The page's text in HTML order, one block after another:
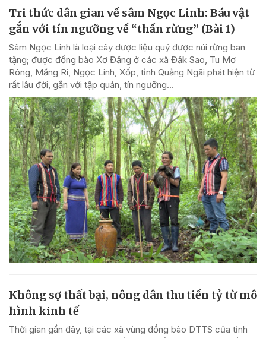
Tri thức dân gian về sâm Ngọc Linh: Báu vật
gắn với tín ngưỡng về “thần rừng” (Bài 1)
Sâm Ngọc Linh là loại cây dược liệu quý được núi rừng ban
tặng; được đồng bào Xơ Đăng ở các xã Đăk Sao, Tu Mơ
Rông, Măng Ri, Ngọc Linh, Xốp, tỉnh Quảng Ngãi phát hiện từ
rất lâu đời, gắn với tập quán, tín ngưỡng...
Không sợ thất bại, nông dân thu tiền tỷ từ mô
hình kinh tế
Thời gian gần đây, tại các xã vùng đồng bào DTTS của tỉnh